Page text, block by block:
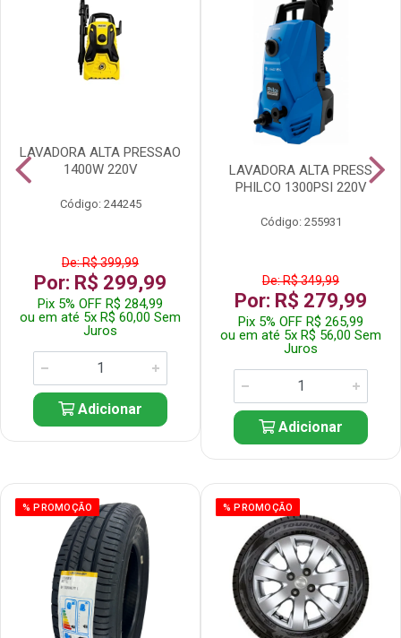
LAVADORA ALTA PRESSAO
1400W 220V
Código: 244245
De: R$ 399,99
Por: R$ 299,99
Pix 5% OFF R$ 284,99
ou em até 5x R$ 60,00 Sem
Juros
Adicionar
LAVADORA ALTA PRESS
PHILCO 1300PSI 220V
Código: 255931
De: R$ 349,99
Por: R$ 279,99
Pix 5% OFF R$ 265,99
ou em até 5x R$ 56,00 Sem
Juros
Adicionar
% PROMOÇÃO % PROMOÇÃO